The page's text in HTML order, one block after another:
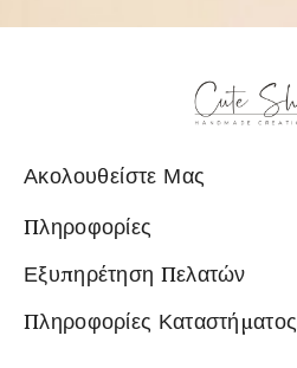
Ακολουθείστε Μας
Πληροφορίες
Εξυπηρέτηση Πελατών
Πληροφορίες Καταστήματος